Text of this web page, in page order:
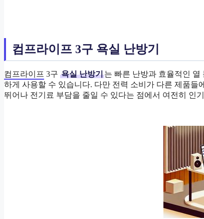
컴프라이프 3구 욕실 난방기
컴프라이프 3구 욕실 난방기는 빠른 난방과 효율적인 열
하게 사용할 수 있습니다. 다만 전력 소비가 다른 제품들
뛰어나 전기료 부담을 줄일 수 있다는 점에서 여전히 인